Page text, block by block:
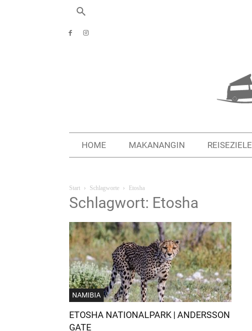
HOME MAKANANGIN REISEZIELE
Start Schlagworte Etosha
Schlagwort: Etosha
NAMIBIA
ETOSHA NATIONALPARK | ANDERSSON
GATE